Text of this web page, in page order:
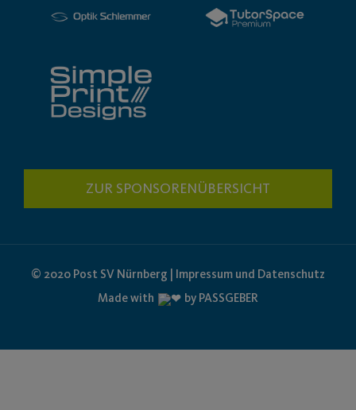
ZUR SPONSORENÜBERSICHT
© 2020 Post SV Nürnberg | Impressum und Datenschutz
Made with
by PASSGEBER